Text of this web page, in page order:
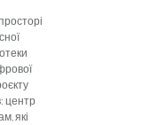
центр
які